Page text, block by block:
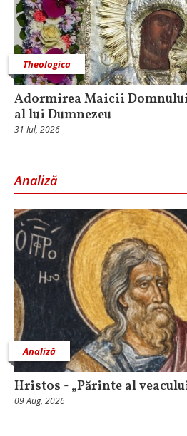
Theologica
Adormirea Maicii
al lui Dumnezeu
31 Iul, 2026
Analiză
Analiză
Hristos - „Părinte al
09 Aug, 2026